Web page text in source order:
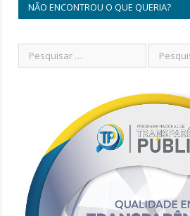
NÃO ENCONTROU O QUE QUERIA?